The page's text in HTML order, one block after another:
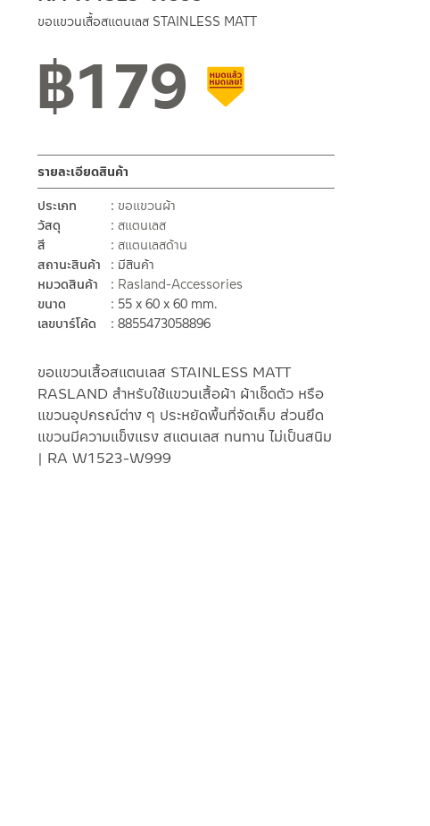
ขอแขวนเสื้อสแตนเลส STAINLESS MATT
฿179
ขอแขวนเสื้อสแตนเลส STAINLESS MATT
RASLAND สำหรับใช้แขวนเสื้อผ้า ผ้าเช็ดตัว หรือ
แขวนอุปกรณ์ต่าง ๆ ประหยัดพื้นที่จัดเก็บ ส่วนยึด
แขวนมีความแข็งแรง สแตนเลส ทนทาน ไม่เป็นสนิม
| RA W1523-W999
รายละเอียดสินค้า
ประเภท
ขอแขวนผ้า
วัสดุ
สแตนเลส
สี
สแตนเลสด้าน
สถานะสินค้า
มีสินค้า
หมวดสินค้า
Rasland-Accessories
ขนาด
55 x 60 x 60 mm.
เลขบาร์โค้ด
8855473058896